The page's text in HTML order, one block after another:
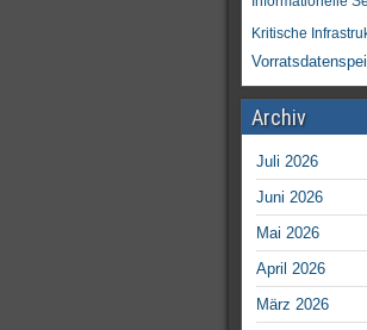
Kritische
Archiv
Juli 2026
Juni 2026
Mai 2026
April 2026
März 2026